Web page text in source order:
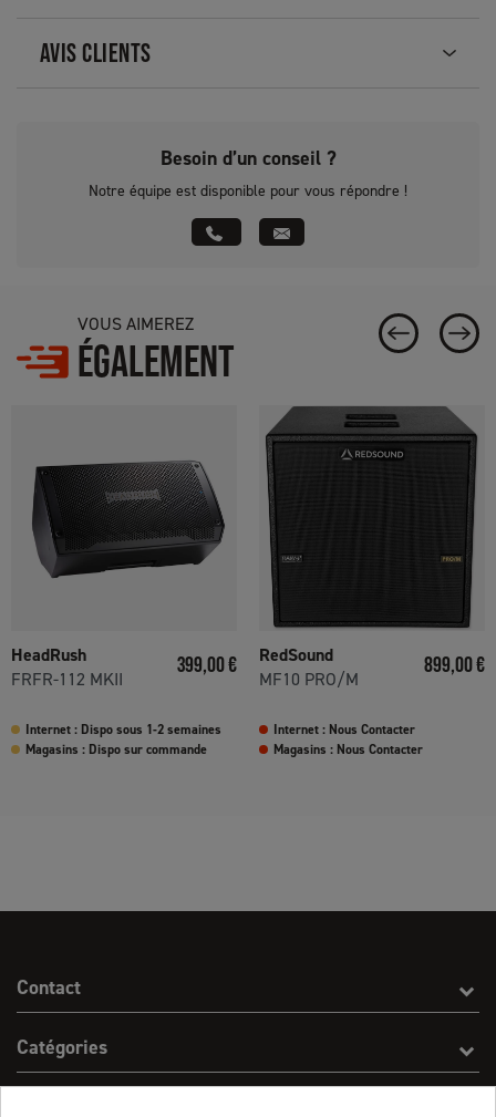
AVIS CLIENTS
Besoin d’un conseil ?
Notre équipe est disponible pour vous répondre !
VOUS AIMEREZ
ÉGALEMENT
HeadRush
FRFR-112 MKII
Prix
399,00 €
Internet : Dispo sous 1-2 semaines
Magasins : Dispo sur commande
RedSound
MF10 PRO/M
Prix
899,00 €
Internet : Nous Contacter
Magasins : Nous Contacter
Contact
Catégories